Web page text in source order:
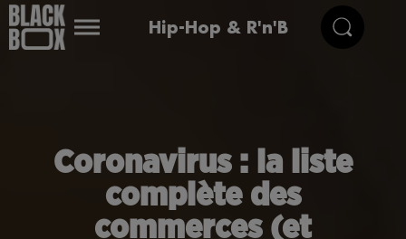
Hip-Hop & R'n'B
Coronavirus : la liste
complète des
commerces (et